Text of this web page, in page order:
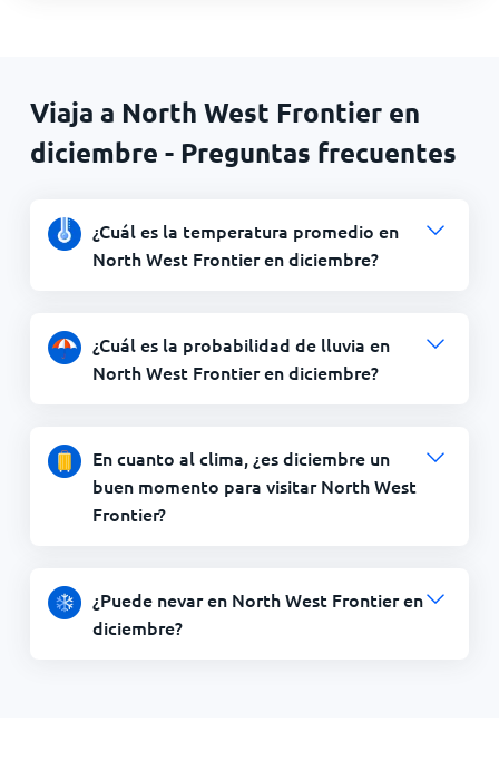
Viaja a North West Frontier en
diciembre - Preguntas frecuentes
¿Cuál es la temperatura promedio en
North West Frontier en diciembre?
¿Cuál es la probabilidad de lluvia en
North West Frontier en diciembre?
En cuanto al clima, ¿es diciembre un
buen momento para visitar North West
Frontier?
¿Puede nevar en North West Frontier en
diciembre?